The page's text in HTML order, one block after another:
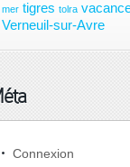
mer tigres tolra
Verneuil-sur-Avre
Connexion